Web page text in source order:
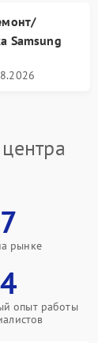
Samsung
7
рынке
4
опыт работы